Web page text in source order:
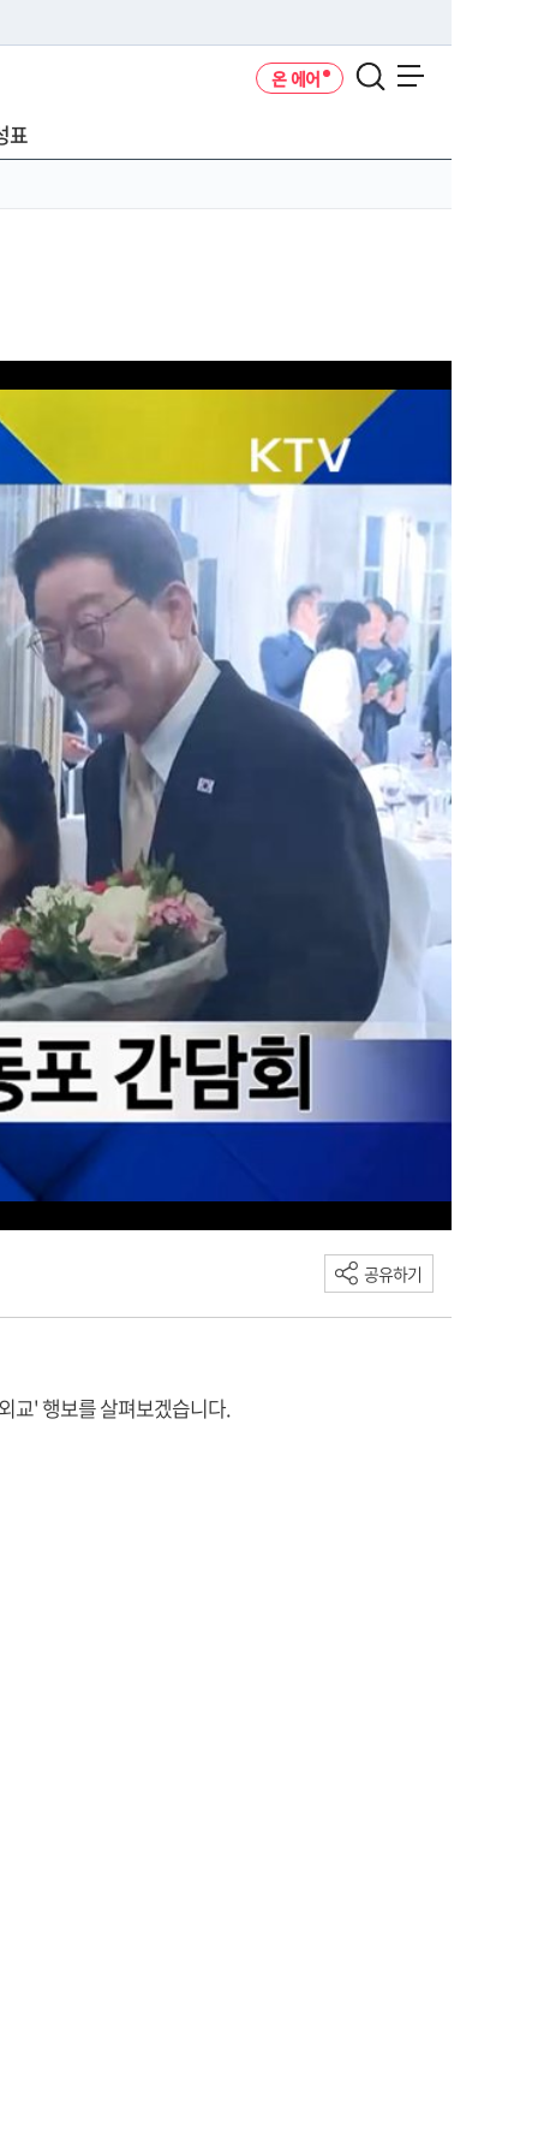
온 에어
표
공유하기
교' 행보를 살펴보겠습니다.